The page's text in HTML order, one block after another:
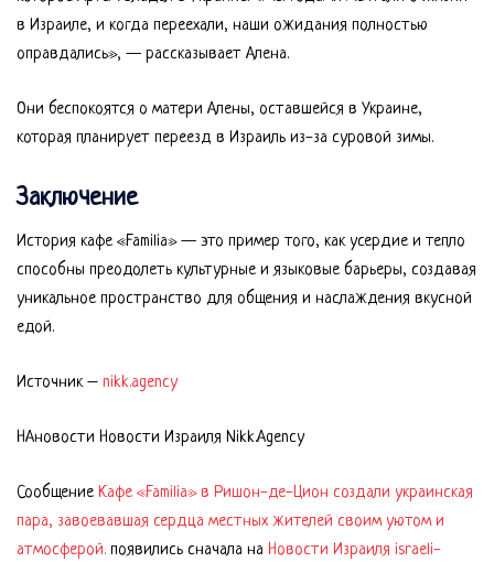
в Израиле, и когда переехали, наши ожидания полностью
оправдались», — рассказывает Алена.
Они беспокоятся о матери Алены, оставшейся в Украине,
которая планирует переезд в Израиль из-за суровой зимы.
Заключение
История кафе «Familia» — это пример того, как усердие и тепло
способны преодолеть культурные и языковые барьеры, создавая
уникальное пространство для общения и наслаждения вкусной
едой.
Источник – nikk.agency
НАновости Новости Израиля Nikk.Agency
СообщениеКафе «Familia» в Ришон-де-Цион создали украинская
пара, завоевавшая сердца местных жителей своим уютом и
атмосферой. появились сначала на Новости Израиля israeli-